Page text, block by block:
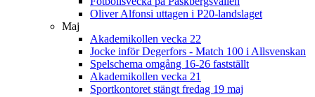
Oliver Alfonsi uttagen i P20-landslaget
Maj
Akademikollen vecka 22
Jocke inför Degerfors - Match 100 i Allsvenskan
Spelschema omgång 16-26 fastställt
Akademikollen vecka 21
Sportkontoret stängt fredag 19 maj